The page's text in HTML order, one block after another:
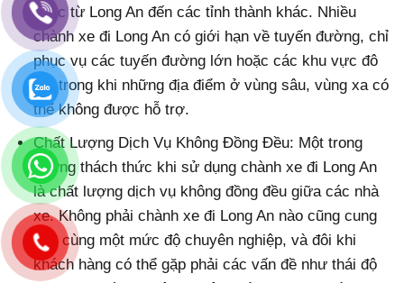
hoặc từ Long An đến các tỉnh thành khác. Nhiều
chành xe đi Long An có giới hạn về tuyến đường, chỉ
phục vụ các tuyến đường lớn hoặc các khu vực đô
thị, trong khi những địa điểm ở vùng sâu, vùng xa có
thể không được hỗ trợ.
Chất Lượng Dịch Vụ Không Đồng Đều: Một trong
những thách thức khi sử dụng chành xe đi Long An
là chất lượng dịch vụ không đồng đều giữa các nhà
xe. Không phải chành xe đi Long An nào cũng cung
cấp cùng một mức độ chuyên nghiệp, và đôi khi
khách hàng có thể gặp phải các vấn đề như thái độ